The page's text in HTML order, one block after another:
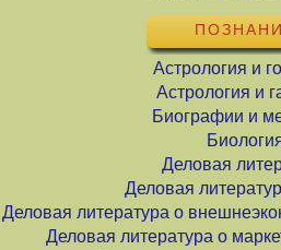
Астрология и
Астрология и
Биографии и
Деловая
Деловая
Деловая литература о
Деловая литература о